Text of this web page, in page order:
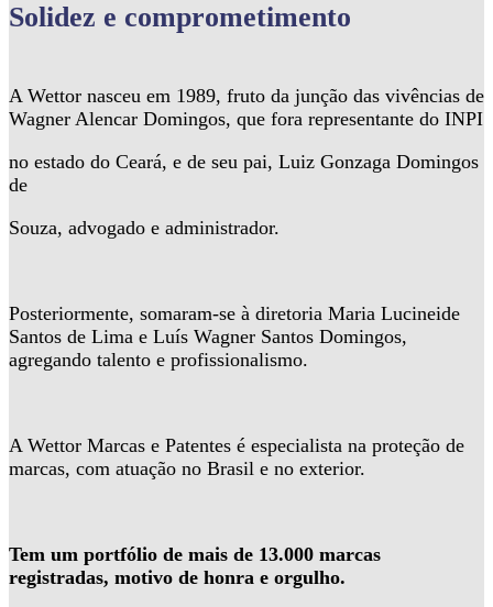
Solidez e comprometimento
A Wettor nasceu em 1989, fruto da junção das vivências de
Wagner Alencar Domingos, que fora representante do INPI
no estado do Ceará, e de seu pai, Luiz Gonzaga Domingos
de
Souza, advogado e administrador.
Posteriormente, somaram-se à diretoria Maria Lucineide
Santos de Lima e Luís Wagner Santos Domingos,
agregando talento e profissionalismo.
A Wettor Marcas e Patentes é especialista na proteção de
marcas, com atuação no Brasil e no exterior.
Tem um portfólio de mais de 13.000 marcas
registradas, motivo de honra e orgulho.